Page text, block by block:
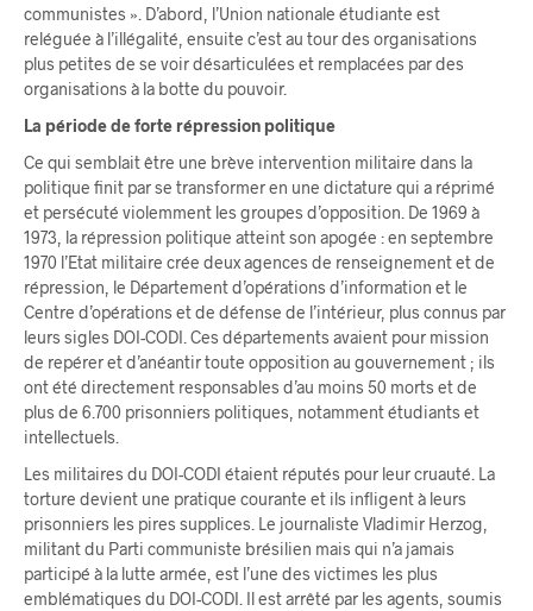
communistes ». D’abord, l’Union nationale étudiante est
reléguée à l’illégalité, ensuite c’est au tour des organisations
plus petites de se voir désarticulées et remplacées par des
organisations à la botte du pouvoir.
La période de forte répression politique
Ce qui semblait être une brève intervention militaire dans la
politique finit par se transformer en une dictature qui a réprimé
et persécuté violemment les groupes d’opposition. De 1969 à
1973, la répression politique atteint son apogée : en septembre
1970 l’Etat militaire crée deux agences de renseignement et de
répression, le Département d’opérations d’information et le
Centre d’opérations et de défense de l’intérieur, plus connus par
leurs sigles DOI-CODI. Ces départements avaient pour mission
de repérer et d’anéantir toute opposition au gouvernement ; ils
ont été directement responsables d’au moins 50 morts et de
plus de 6.700 prisonniers politiques, notamment étudiants et
intellectuels.
Les militaires du DOI-CODI étaient réputés pour leur cruauté. La
torture devient une pratique courante et ils infligent à leurs
prisonniers les pires supplices. Le journaliste Vladimir Herzog,
militant du Parti communiste brésilien mais qui n’a jamais
participé à la lutte armée, est l’une des victimes les plus
emblématiques du DOI-CODI. Il est arrêté par les agents, soumis